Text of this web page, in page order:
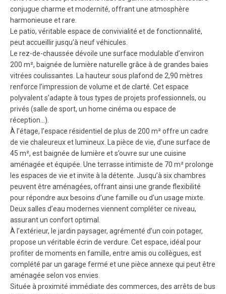
conjugue charme et modernité, offrant une atmosphère
harmonieuse et rare.
Le patio, véritable espace de convivialité et de fonctionnalité,
peut accueillir jusqu’à neuf véhicules.
Le rez-de-chaussée dévoile une surface modulable d’environ
200 m², baignée de lumière naturelle grâce à de grandes baies
vitrées coulissantes. La hauteur sous plafond de 2,90 mètres
renforce l’impression de volume et de clarté. Cet espace
polyvalent s’adapte à tous types de projets professionnels, ou
privés (salle de sport, un home cinéma ou espace de
réception…).
À l’étage, l’espace résidentiel de plus de 200 m² offre un cadre
de vie chaleureux et lumineux. La pièce de vie, d’une surface de
45 m², est baignée de lumière et s’ouvre sur une cuisine
aménagée et équipée. Une terrasse intimiste de 70 m² prolonge
les espaces de vie et invite à la détente. Jusqu’à six chambres
peuvent être aménagées, offrant ainsi une grande flexibilité
pour répondre aux besoins d’une famille ou d’un usage mixte.
Deux salles d’eau modernes viennent compléter ce niveau,
assurant un confort optimal.
À l’extérieur, le jardin paysager, agrémenté d’un coin potager,
propose un véritable écrin de verdure. Cet espace, idéal pour
profiter de moments en famille, entre amis ou collègues, est
complété par un garage fermé et une pièce annexe qui peut être
aménagée selon vos envies.
Située à proximité immédiate des commerces, des arrêts de bus